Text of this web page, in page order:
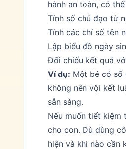
hành an toàn, có
Tính số chủ đạo từ
Tính các chỉ số tên
Lập biểu đồ ngày
Đối chiếu kết quả
Ví dụ: Một bé có số
không nên vội kết
sẵn sàng.
Nếu muốn tiết kiệm
cho con. Dù dùng
hiện và khi nào cần